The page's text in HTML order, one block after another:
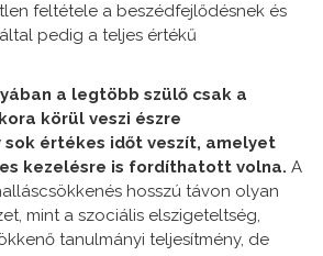
feltétele a beszédfejlődésnek és
pedig a teljes értékű
a legtöbb szülő csak a
körül veszi észre
sok értékes időt veszít, amelyet
kezelésre is fordíthatott volna. A
hosszú távon olyan
mint a szociális elszigeteltség,
tanulmányi teljesítmény, de